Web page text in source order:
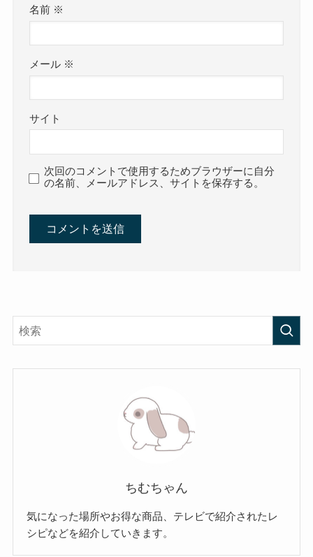
名前 ※
メール ※
サイト
次回のコメントで使用するためブラウザーに自分
の名前、メールアドレス、サイトを保存する。
ちむちゃん
気になった場所やお得な商品、テレビで紹介されたレ
シピなどを紹介していきます。